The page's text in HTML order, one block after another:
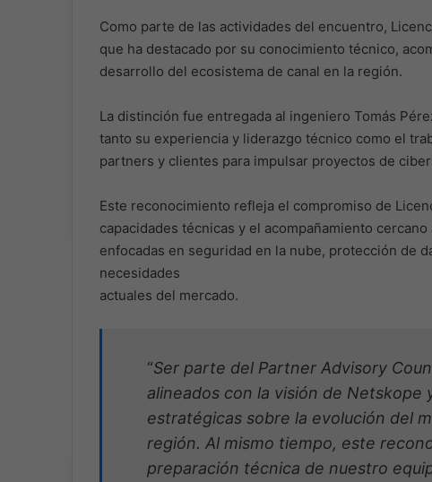
Como parte de las actividades del encuentro,
que ha destacado por su conocimiento técnico,
desarrollo del ecosistema de canal en la región.
La distinción fue entregada al ingeniero Tomás
tanto su experiencia y liderazgo técnico como el
partners y clientes para impulsar proyectos de
Este reconocimiento refleja el compromiso de
capacidades técnicas y el acompañamiento
enfocadas en seguridad en la nube, protección de
necesidades
actuales del mercado.
“Ser parte del Partner Advisory
alineados con la visión de
estratégicas sobre la evolución del
región. Al mismo tiempo, este
preparación técnica de nuestro